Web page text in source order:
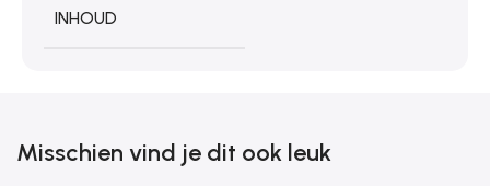
INHOUD
Misschien vind je dit ook leuk